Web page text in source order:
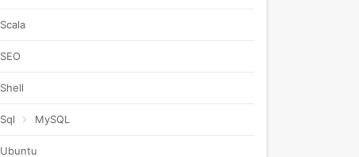
Scala
SEO
Shell
Sql MySQL
Ubuntu